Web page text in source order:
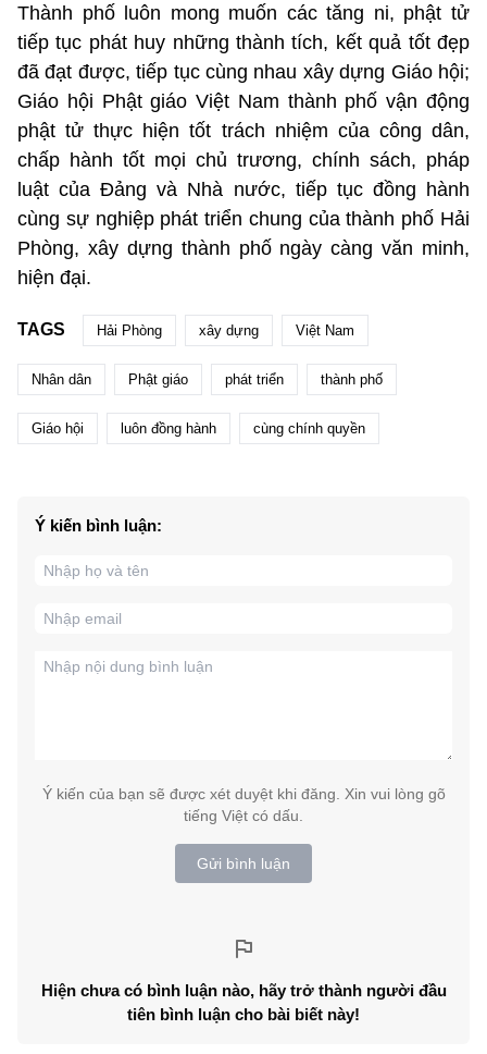
Thành phố luôn mong muốn các tăng ni, phật tử
tiếp tục phát huy những thành tích, kết quả tốt đẹp
đã đạt được, tiếp tục cùng nhau xây dựng Giáo hội;
Giáo hội Phật giáo Việt Nam thành phố vận động
phật tử thực hiện tốt trách nhiệm của công dân,
chấp hành tốt mọi chủ trương, chính sách, pháp
luật của Đảng và Nhà nước, tiếp tục đồng hành
cùng sự nghiệp phát triển chung của thành phố Hải
Phòng, xây dựng thành phố ngày càng văn minh,
hiện đại.
TAGS Hải Phòng xây dựng Việt Nam
Nhân dân Phật giáo phát triển thành phố
Giáo hội luôn đồng hành cùng chính quyền
Ý kiến bình luận:
Ý kiến của bạn sẽ được xét duyệt khi đăng. Xin vui lòng gõ
tiếng Việt có dấu.
Gửi bình luận
Hiện chưa có bình luận nào, hãy trở thành người đầu
tiên bình luận cho bài biết này!